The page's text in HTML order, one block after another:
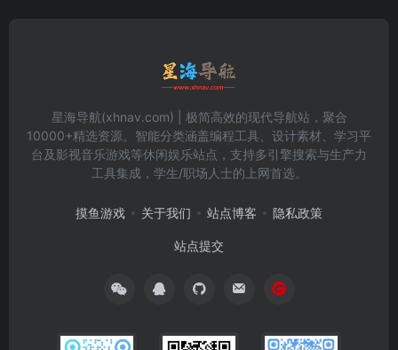
星海导航(xhnav.com) | 极简高效的现代导航站，聚合
10000+精选资源。智能分类涵盖编程工具、设计素材、学习平
台及影视音乐游戏等休闲娱乐站点，支持多引擎搜索与生产力
工具集成，学生/职场人士的上网首选。
摸鱼游戏 关于我们 站点博客 隐私政策
站点提交